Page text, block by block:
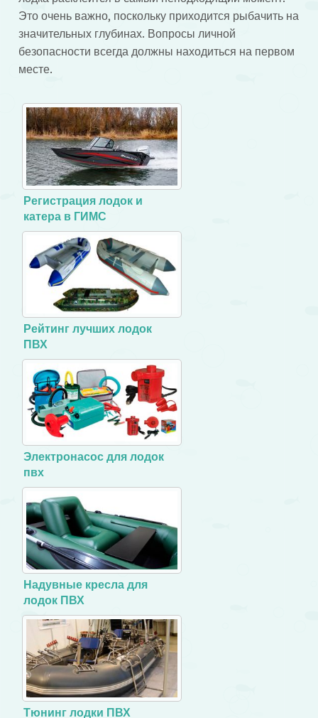
Это очень важно, поскольку приходится рыбачить на
значительных глубинах. Вопросы личной
безопасности всегда должны находиться на первом
месте.
Регистрация лодок и
катера в ГИМС
Рейтинг лучших лодок
ПВХ
Электронасос для лодок
пвх
Надувные кресла для
лодок ПВХ
Тюнинг лодки ПВХ